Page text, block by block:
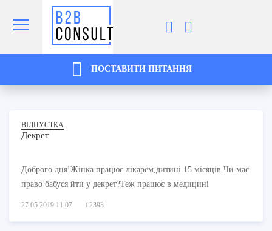
ПОСТАВИТИ ПИТАННЯ
ВІДПУСТКА
Декрет
Доброго дня!Жінка працює лікарем,дитині 15 місяців.Чи має
право бабуся йти у декрет?Теж працює в медицині
27.05.2019 11:07 2393